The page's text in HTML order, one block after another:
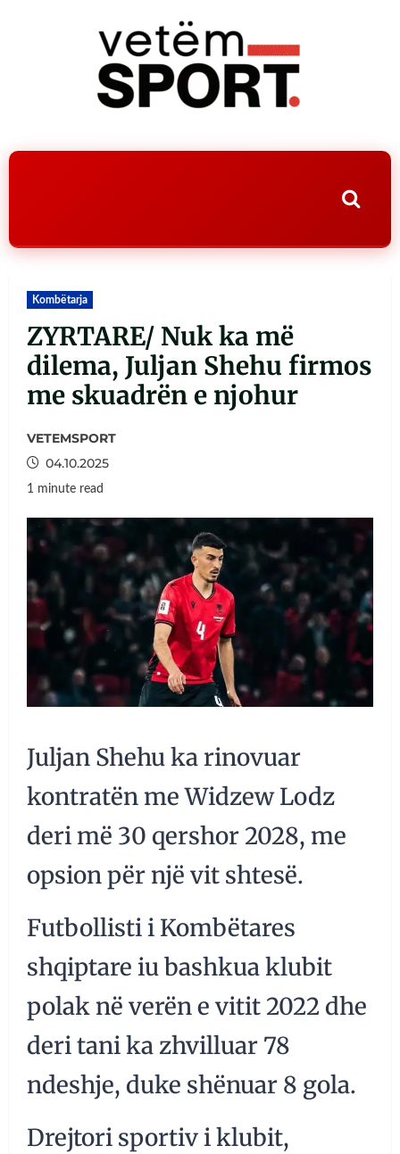
Kombëtarja
ZYRTARE/ Nuk ka më
dilema, Juljan Shehu firmos
me skuadrën e njohur
VETEMSPORT
04.10.2025
1 minute read
Juljan Shehu ka rinovuar
kontratën me Widzew Lodz
deri më 30 qershor 2028, me
opsion për një vit shtesë.
Futbollisti i Kombëtares
shqiptare iu bashkua klubit
polak në verën e vitit 2022 dhe
deri tani ka zhvilluar 78
ndeshje, duke shënuar 8 gola.
Drejtori sportiv i klubit,